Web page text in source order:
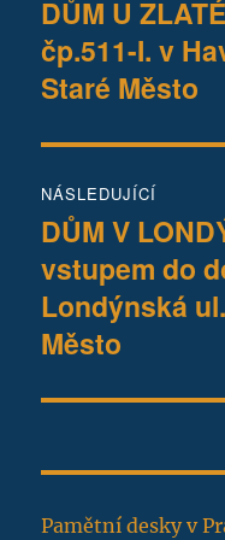
příspěvek
Předchozí
příspěvek:
DŮM U
čp.511-I. v
Staré Město
NÁSLEDUJÍCÍ
Následující
příspěvek:
DŮM V
vstupem do
Londýnská
Město
Pamětní desky v